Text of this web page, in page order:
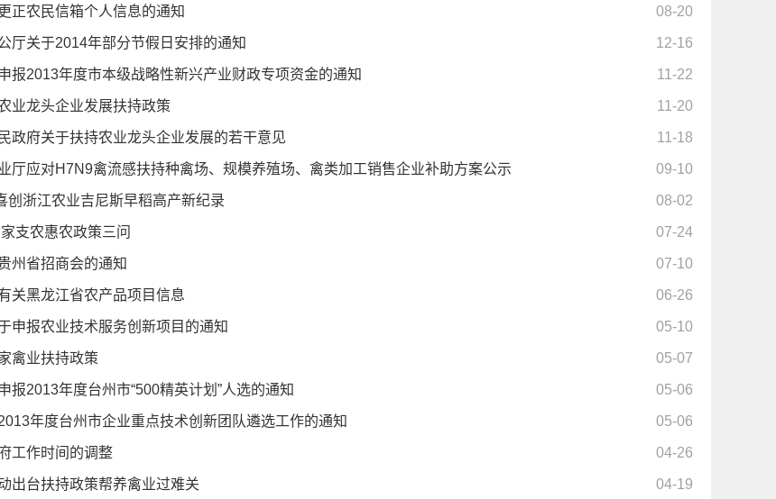
正农民信箱个人信息的通知 08-20
厅关于2014年部分节假日安排的通知 12-16
报2013年度市本级战略性新兴产业财政专项资金的通知 11-22
业龙头企业发展扶持政策 11-20
政府关于扶持农业龙头企业发展的若干意见 11-18
厅应对H7N9禽流感扶持种禽场、规模养殖场、禽类加工销售企业补助方案公示 09-10
创浙江农业吉尼斯早稻高产新纪录 08-02
支农惠农政策三问 07-24
州省招商会的通知 07-10
关黑龙江省农产品项目信息 06-26
申报农业技术服务创新项目的通知 05-10
禽业扶持政策 05-07
报2013年度台州市“500精英计划”人选的通知 05-06
年度台州市企业重点技术创新团队遴选工作的通知 05-06
工作时间的调整 04-26
出台扶持政策帮养禽业过难关 04-19